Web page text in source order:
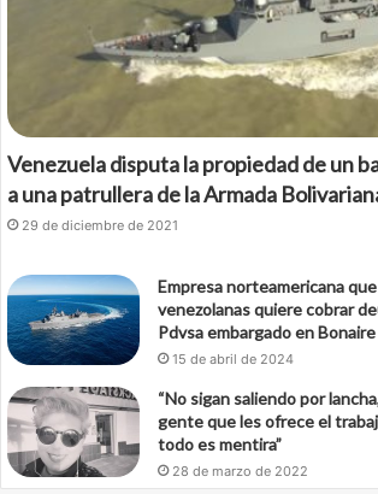
Venezuela disputa la propiedad de un
a una patrullera de la Armada
29 de diciembre de 2021
Empresa norteamericana
venezolanas quiere cobrar
Pdvsa embargado en Bonaire
15 de abril de 2024
“No sigan saliendo por
gente que les ofrece el
todo es mentira”
28 de marzo de 2022